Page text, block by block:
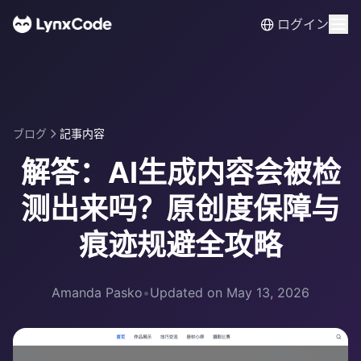
ログイン
ブログ 記事内容
解答：AI生成内容会被检
测出来吗？原创度保障与
痕迹规避全攻略
Amanda Pasko•Updated on May 13, 2026